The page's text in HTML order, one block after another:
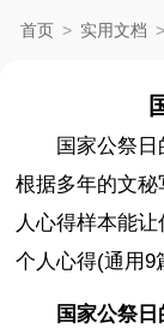
首页 > 实用文档 >
国家公祭
根据多年的文
人心得样本能
个人心得(通用9
国家公祭